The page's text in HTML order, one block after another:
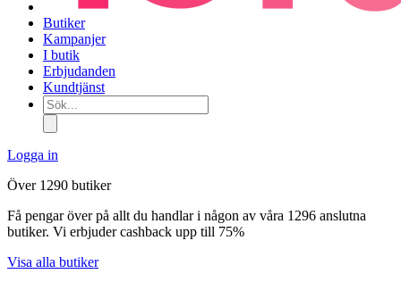
Butiker
Kampanjer
I butik
Erbjudanden
Kundtjänst
Sök...
Logga in
Över 1290 butiker
Få pengar över på allt du handlar i någon av våra 1296 anslutna
butiker. Vi erbjuder cashback upp till 75%
Visa alla butiker